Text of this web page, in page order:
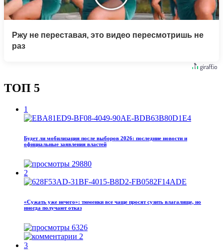
Ржу не переставая, это видео пересмотришь не
раз
ТОП 5
1
Будет ли мобилизация после выборов 2026: последние новости и
официальные заявления властей
29880
2
«Сужать уже нечего»: тюменки все чаще просят сузить влагалище, но
иногда получают отказ
6326
2
3